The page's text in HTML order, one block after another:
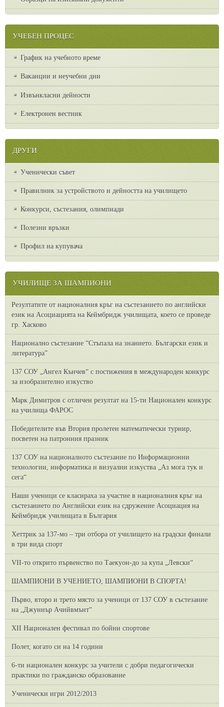
УЧЕБЕН ПРОЦЕС
График на учебното време
Ваканции и неучебни дни
Извънкласни дейности
Електронен вестник
ДРУГИ
Ученически съвет
Правилник за устройството и дейността на училището
Конкурси, състезания, олимпиади
Полезни връзки
Профил на купувача
УЧИЛИЩЕ ЗА ШАМПИОНИ
Резултатите от националния кръг на състезанието по английски
език на Асоциацията на Кеймбридж училищата, което се проведе
гр. Хасково
Национално състезание “Стъпала на знанието. Български език и
литература”
137 СОУ „Ангел Кънчев“ с постижения в международен конкурс
за изобразително изкуство
Марк Димитров с отличен резултат на 15-ти Национален конкурс
на училища ФАРОС
Победителите във Втория пролетен математически турнир,
посветен на патронния празник
137 СОУ на националното състезание по Информационни
технологии, информатика и визуални изкуства „Аз мога тук и
сега“
Наши ученици се класираха за участие в националния кръг на
състезанието по Английски език на сдружение Асоциация на
Кеймбридж училищата в България
Хеттрик за 137-мо – три отбора от училището на градски финали
в три вида спорт
VII-то открито първенство по Таекуон-до за купа „Левски“
ШАМПИОНИ В УЧЕНИЕТО, ШАМПИОНИ В СПОРТА!
Първо, второ и трето място за ученици от 137 СОУ в състезание
на „Джуниър Ачийвмънт“
XII Национален фестивал по бойни спортове
Полет, когато си на 14 години
6-ти национален конкурс за учители с добри педагогически
практики по гражданско образование
Ученически игри 2012/2013